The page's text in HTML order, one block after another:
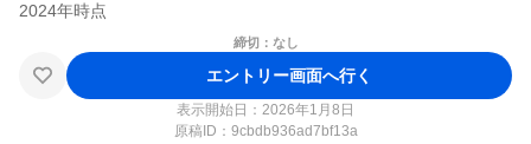
締切：なし
エントリー画面へ行く
表示開始日：2026年1月8日
原稿ID： 9cbdb936ad7bf13a